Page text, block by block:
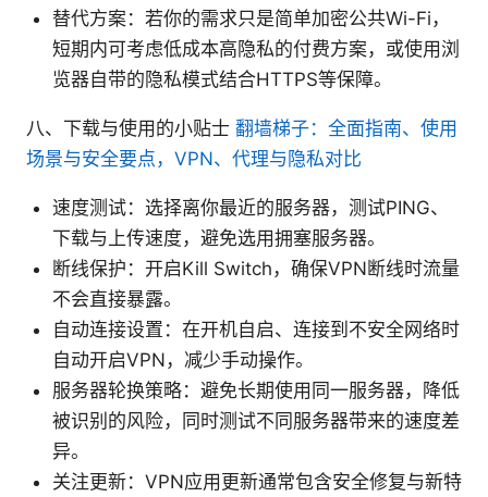
替代方案：若你的需求只是简单加密公共Wi-Fi，
短期内可考虑低成本高隐私的付费方案，或使用浏
览器自带的隐私模式结合HTTPS等保障。
八、下载与使用的小贴士 翻墙梯子：全面指南、使用
场景与安全要点，VPN、代理与隐私对比
速度测试：选择离你最近的服务器，测试PING、
下载与上传速度，避免选用拥塞服务器。
断线保护：开启Kill Switch，确保VPN断线时流量
不会直接暴露。
自动连接设置：在开机自启、连接到不安全网络时
自动开启VPN，减少手动操作。
服务器轮换策略：避免长期使用同一服务器，降低
被识别的风险，同时测试不同服务器带来的速度差
异。
关注更新：VPN应用更新通常包含安全修复与新特